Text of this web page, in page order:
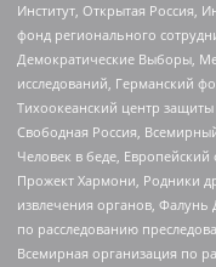
Институт, Открытая Россия,
фонд регионального
Демократические Выборы,
исследований, Германский
Тихоокеанский центр
Свободная Россия,
Человек в беде,
Прожект Хармони, Родники
извлечения органов,
по расследованию
Всемирная организация по